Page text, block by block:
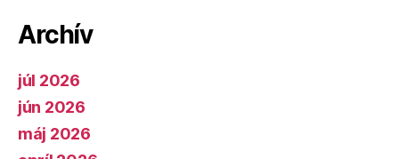
Archív
júl 2026
jún 2026
máj 2026